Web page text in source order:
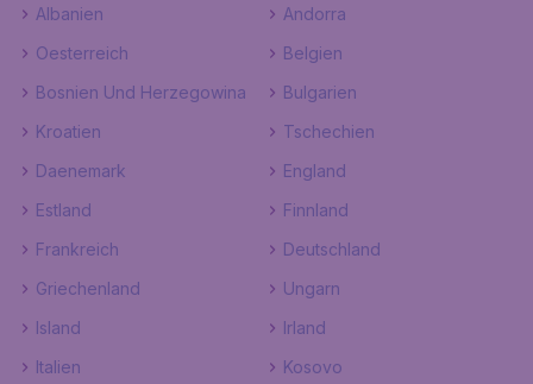
Albanien
Andorra
Oesterreich
Belgien
Bosnien Und Herzegowina
Bulgarien
Kroatien
Tschechien
Daenemark
England
Estland
Finnland
Frankreich
Deutschland
Griechenland
Ungarn
Island
Irland
Italien
Kosovo